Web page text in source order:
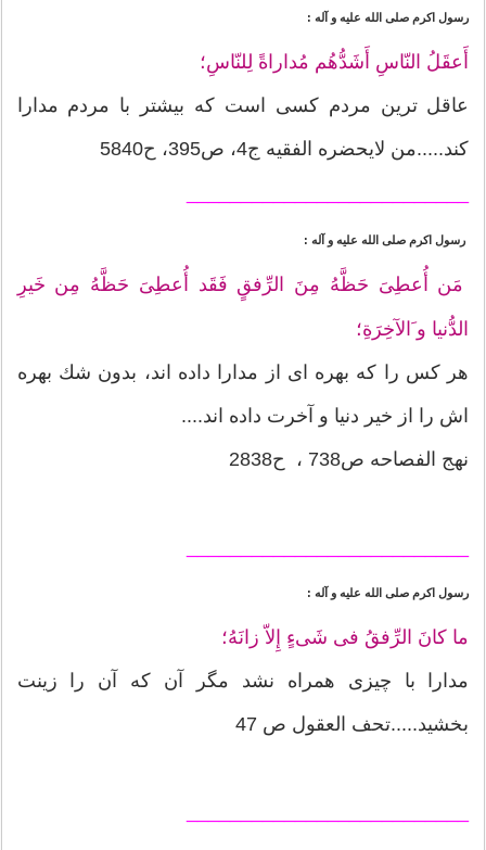
رسول اكرم صلى الله عليه و آله :
أَعقَلُ النّاسِ أَشَدُّهُم مُداراةً لِلنّاسِ؛
عاقل ترين مردم كسى است كه بيشتر با مردم مدارا
كند.....من لايحضره الفقيه ج4، ص395، ح5840
رسول اكرم صلى الله عليه و آله :
مَن أُعطِىَ حَظَّهُ مِنَ الرِّفقٍ فَقَد أُعطِىَ حَظَّهُ مِن خَيرِ
الدُّنيا و َالآخِرَةِ؛
هر كس را كه بهره اى از مدارا داده اند، بدون شك بهره
اش را از خير دنيا و آخرت داده اند....
نهج الفصاحه ص738 ، ح2838
رسول اكرم صلى الله عليه و آله :
ما كانَ الرِّفقُ فى شَىءٍ إِلاّ زانَهُ؛
مدارا با چيزى همراه نشد مگر آن كه آن را زينت
بخشيد.....تحف العقول ص 47